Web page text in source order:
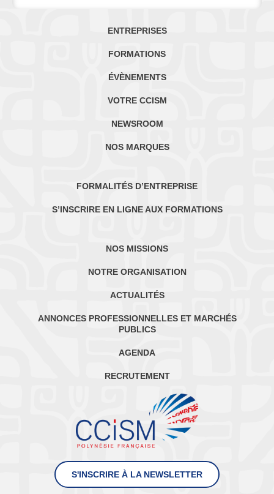
ENTREPRISES
FORMATIONS
ÉVÈNEMENTS
VOTRE CCISM
NEWSROOM
NOS MARQUES
FORMALITÉS D’ENTREPRISE
S’INSCRIRE EN LIGNE AUX FORMATIONS
NOS MISSIONS
NOTRE ORGANISATION
ACTUALITÉS
ANNONCES PROFESSIONNELLES ET MARCHÉS
PUBLICS
AGENDA
RECRUTEMENT
S'INSCRIRE À LA NEWSLETTER